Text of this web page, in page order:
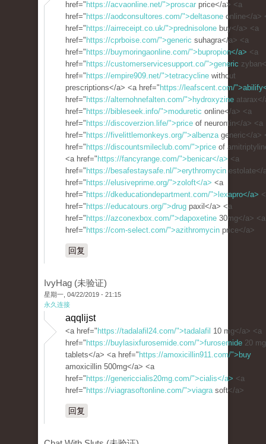
href=" https://acvaonline.net/">proscar price</a> <a
href=" https://aodconsultores.com/">deltasone online</a>
href=" https://airreceipt.co.uk/">prednisolone buy</a> <a
href=" https://cprboise.com/">generic suhagra</a> <a
href=" https://buymoringaonline.com/">bupropion</a> <a
href=" https://customerservicesupport.co/">generic
href=" https://empire909.net/">tetracycline without
prescriptions</a> <a href=" https://leafscent.com/
href=" https://alternohnefalten.com/">hydroxyzine
href=" https://bibleseek.info/">moduretic online</a> <a
href=" https://discoverzion.life/">price of neurontin</a> <a
href=" https://fivelittlemonkeys.org/">albenzageneric</a>
href=" https://discountsmileclub.com/">price of
<a href=" https://fancyrange.com/">benicar</a> <a
href=" https://besafestaysafe.nl/">erythromycin estolate</
href=" https://elusiveprime.org/">zoloft</a> <a
href=" https://dkeducationdepartment.com/">lexapro</a>
href=" https://educatours.org/">drug paxil</a> <a
href=" https://azconexbox.com/">dapoxetine 30mg</a> <a
href=" https://com-select.com/">azithromycin price</a>
回复
IvyHag (未验证)
星期一, 04/22/2019 - 21:15
永久连接
aqqlijst
<a href=" https://tadalafil24.com/">tadalafil 10 mg</a> <a
href=" https://buylasixfurosemide.com/">furosemide 20 mg
tablets</a> <a href=" https://amoxicillin911.com/">buy
amoxicillin 500mg</a> <a
href=" https://genericcialis20mg.com/">cialis</a> <a
href=" https://viagrasoftonline.com/">viagrasoft</a>
回复